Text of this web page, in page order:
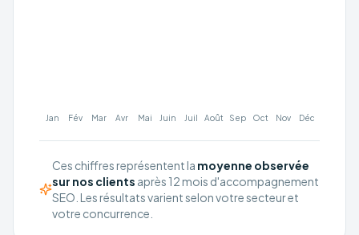
Jan Fév Mar Avr Mai Juin Juil Août Sep Oct Nov Déc
Ces chiffres représentent la moyenne observée
sur nos clients après 12 mois d'accompagnement
SEO. Les résultats varient selon votre secteur et
votre concurrence.